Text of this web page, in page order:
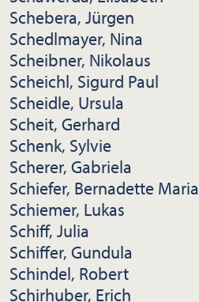
Schebera, Jürgen
Schedlmayer, Nina
Scheibner, Nikolaus
Scheichl, Sigurd Paul
Scheidle, Ursula
Scheit, Gerhard
Schenk, Sylvie
Scherer, Gabriela
Schiefer, Bernadette Maria
Schiemer, Lukas
Schiff, Julia
Schiffer, Gundula
Schindel, Robert
Schirhuber, Erich